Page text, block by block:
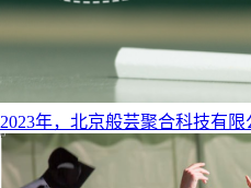
​2023年，北京般芸聚合科技有限